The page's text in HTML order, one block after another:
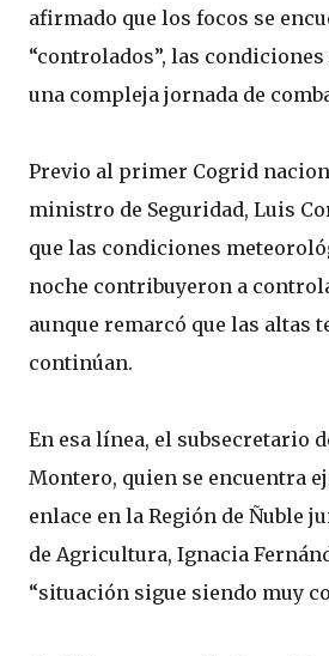
afirmado que los focos se
“controlados”, las
una compleja jornada de
Previo al primer Cogrid
ministro de Seguridad, Luis
que las condiciones
noche contribuyeron a
aunque remarcó que las altas
continúan.
En esa línea, el subsecretario
Montero, quien se encuentra
enlace en la Región de Ñuble
de Agricultura, Ignacia
“situación sigue siendo muy